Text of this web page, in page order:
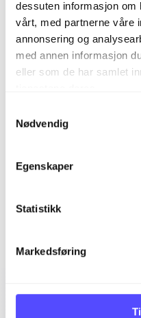
dessuten informasjon om
vårt, med partnerne våre
annonsering og
med annen informasjon
eller som de har samlet
Nødvendig
Egenskaper
Statistikk
Markedsføring
04.
kl.
Charmante